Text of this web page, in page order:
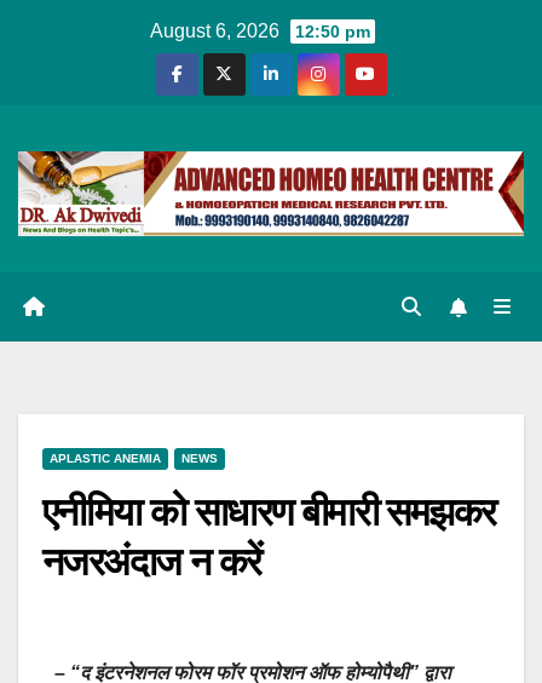
August 6, 2026 12:50 pm
APLASTIC ANEMIA NEWS
एनीमिया को साधारण बीमारी समझकर
नजरअंदाज न करें
– “द इंटरनेशनल फोरम फॉर प्रमोशन ऑफ होम्योपैथी” द्वारा